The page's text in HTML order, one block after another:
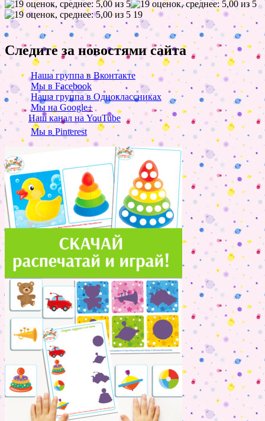
19
Следите за новостями сайта
Наша группа в Вконтакте
Мы в Facebook
Наша группа в Одноклассниках
Мы на Google+
Наш канал на YouTube
Мы в Pinterest